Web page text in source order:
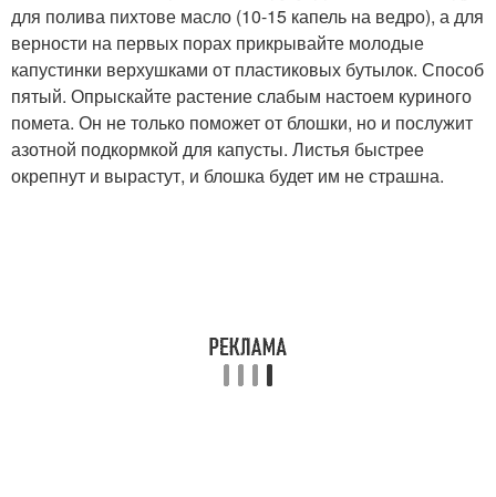
для полива пихтове масло (10-15 капель на ведро), а для
верности на первых порах прикрывайте молодые
капустинки верхушками от пластиковых бутылок. Способ
пятый. Опрыскайте растение слабым настоем куриного
помета. Он не только поможет от блошки, но и послужит
азотной подкормкой для капусты. Листья быстрее
окрепнут и вырастут, и блошка будет им не страшна.